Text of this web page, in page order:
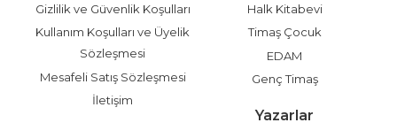
Gizlilik ve Güvenlik Koşulları
Kullanım Koşulları ve Üyelik
Sözleşmesi
Mesafeli Satış Sözleşmesi
İletişim
Halk Kitabevi
Timaş Çocuk
EDAM
Genç Timaş
Yazarlar